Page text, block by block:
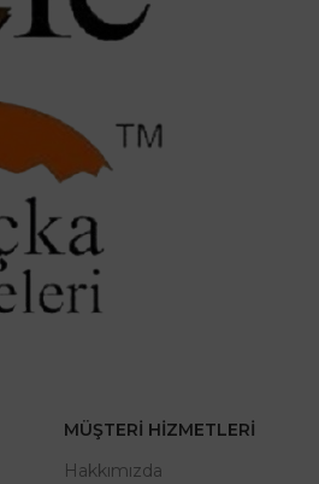
MÜŞTERI HIZMETLERI
Hakkımızda